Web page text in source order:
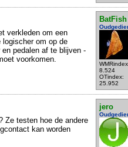
BatFish
8.524
OTindex:
25.952
verkleden om een
om op de
pedalen af te blijven -
voorkomen.
jero
Ze testen hoe de andere
kan worden